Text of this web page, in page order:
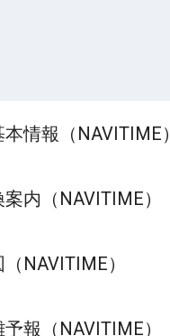
情報（NAVITIME）
内（NAVITIME）
NAVITIME）
報（NAVITIME）